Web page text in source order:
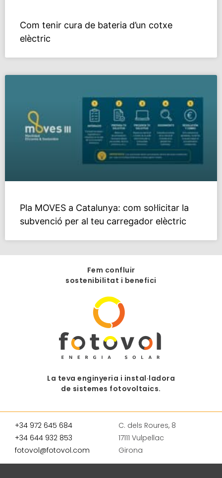
Com tenir cura de bateria d’un cotxe
elèctric
Pla MOVES a Catalunya: com sol·licitar la
subvenció per al teu carregador elèctric
Fem confluir
sostenibilitat i benefici
La teva enginyeria i instal·ladora
de sistemes fotovoltaics.
+34 972 645 684
+34 644 932 853
fotovol@fotovol.com
C. dels Roures, 8
17111 Vulpellac
Girona